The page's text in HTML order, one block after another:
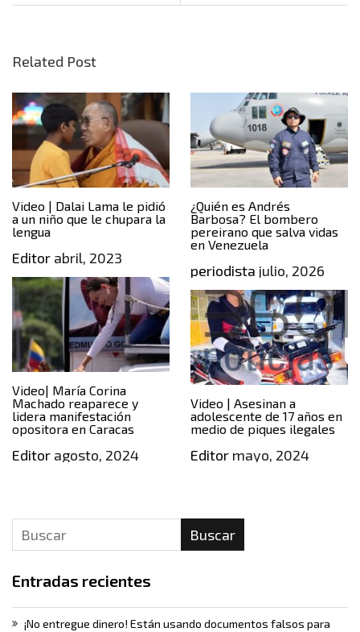
Related Post
Video | Dalai Lama le pidió
a un niño que le chupara la
lengua
Editor abril, 2023
¿Quién es Andrés
Barbosa? El bombero
pereirano que salva vidas
en Venezuela
periodista julio, 2026
Video| María Corina
Machado reaparece y
lidera manifestación
opositora en Caracas
Editor agosto, 2024
Video | Asesinan a
adolescente de 17 años en
medio de piques ilegales
Editormayo, 2024
Buscar
Entradas recientes
¡No entregue dinero! Están usando documentos falsos para